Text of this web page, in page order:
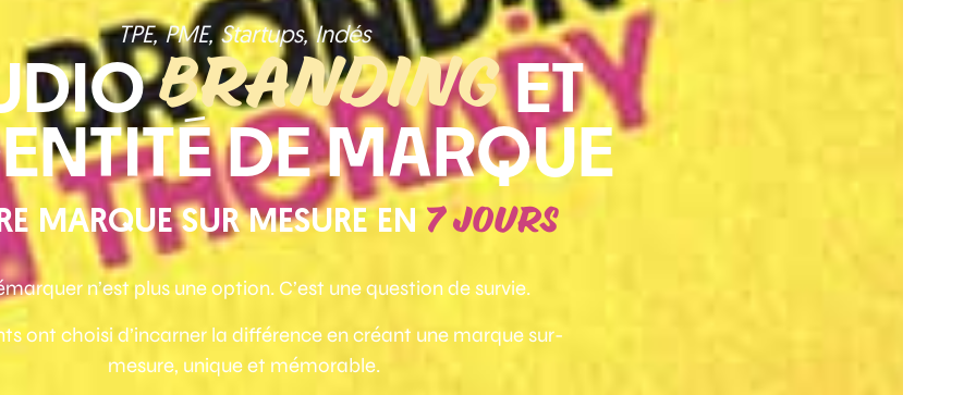
TPE, PME, Startups, Indés
BRANDINGET
DE MARQUE
MARQUE SUR MESURE EN 7 JOURS
n’est plus une option. C’est une question de survie.
ont choisi d’incarner la différence en créant une marque sur-
mesure, unique et mémorable.